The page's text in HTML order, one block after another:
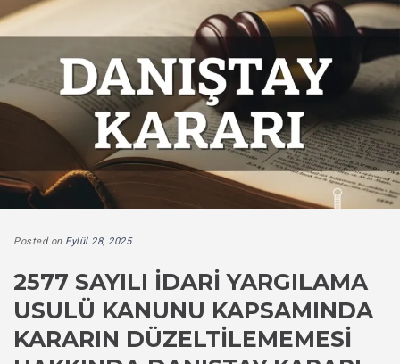
Posted on Eylül 28, 2025
2577 SAYILI İDARI YARGILAMA
USULÜ KANUNU KAPSAMINDA
KARARIN DÜZELTILEMEMESI